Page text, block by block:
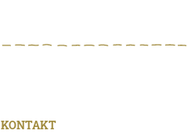
KONTAKT